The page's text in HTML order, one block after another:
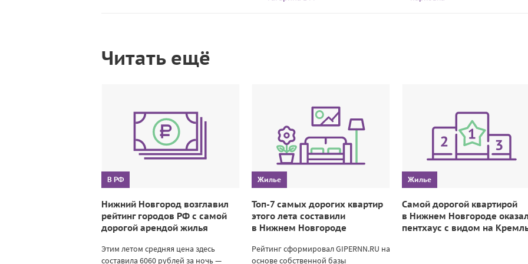
Читать ещё
В РФ
Нижний Новгород возглавил
рейтинг городов РФ с самой
дорогой арендой жилья
Этим летом средняя цена здесь
составила 6060 рублей за ночь —
Жилье
Топ-7 самых дорогих квартир
этого лета составили
в Нижнем Новгороде
Рейтинг сформировал GIPERNN.RU на
основе собственной базы
Жилье
Самой дорогой квартирой
в Нижнем Новгороде
пентхаус с видом на